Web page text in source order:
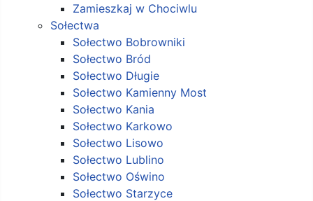
Zamieszkaj w Chociwlu
Sołectwa
Sołectwo Bobrowniki
Sołectwo Bród
Sołectwo Długie
Sołectwo Kamienny Most
Sołectwo Kania
Sołectwo Karkowo
Sołectwo Lisowo
Sołectwo Lublino
Sołectwo Oświno
Sołectwo Starzyce